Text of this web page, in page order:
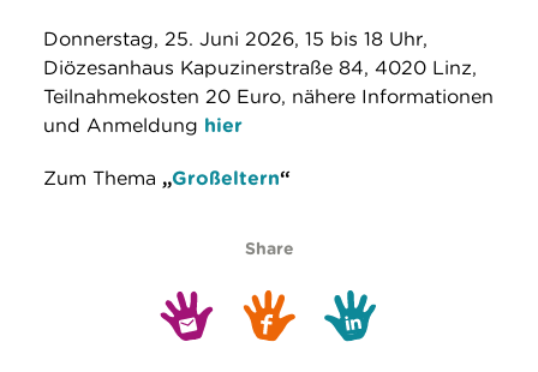
Donnerstag, 25. Juni 2026, 15 bis 18 Uhr,
Diözesanhaus Kapuzinerstraße 84, 4020 Linz,
Teilnahmekosten 20 Euro, nähere Informationen
und Anmeldung hier
Zum Thema „Großeltern“
Share